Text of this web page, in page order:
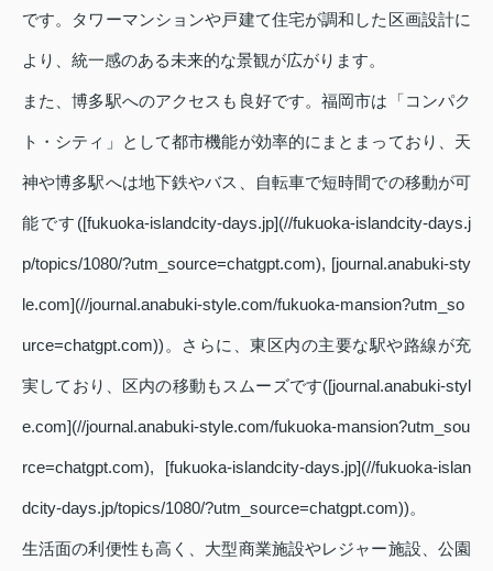
です。タワーマンションや戸建て住宅が調和した区画設計に
より、統一感のある未来的な景観が広がります。
また、博多駅へのアクセスも良好です。福岡市は「コンパク
ト・シティ」として都市機能が効率的にまとまっており、天
神や博多駅へは地下鉄やバス、自転車で短時間での移動が可
能です([fukuoka-islandcity-days.jp](//fukuoka-islandcity-days.j
p/topics/1080/?utm_source=chatgpt.com), [journal.anabuki-sty
le.com](//journal.anabuki-style.com/fukuoka-mansion?utm_so
urce=chatgpt.com))。さらに、東区内の主要な駅や路線が充
実しており、区内の移動もスムーズです([journal.anabuki-styl
e.com](//journal.anabuki-style.com/fukuoka-mansion?utm_sou
rce=chatgpt.com), [fukuoka-islandcity-days.jp](//fukuoka-islan
dcity-days.jp/topics/1080/?utm_source=chatgpt.com))。
生活面の利便性も高く、大型商業施設やレジャー施設、公園